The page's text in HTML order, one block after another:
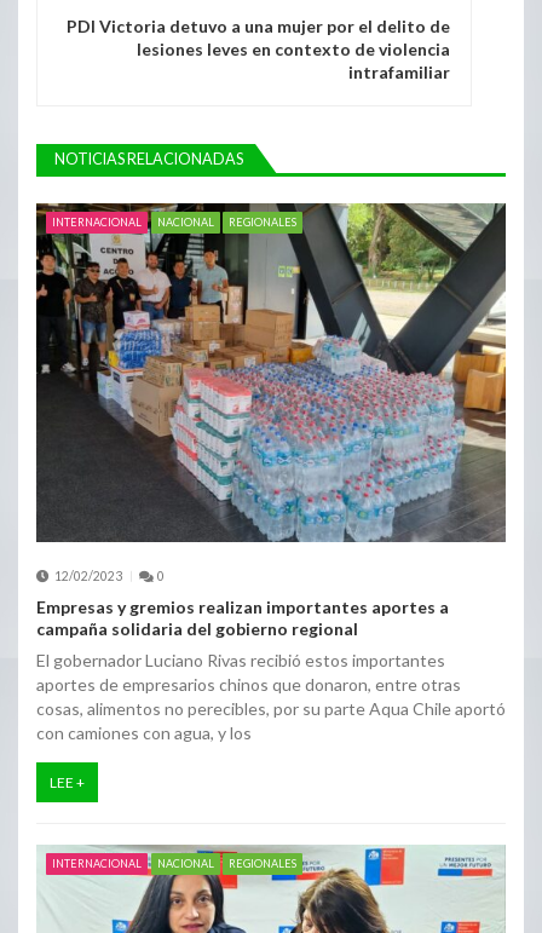
PDI Victoria detuvo a una mujer por el delito de
lesiones leves en contexto de violencia
intrafamiliar
NOTICIAS RELACIONADAS
INTERNACIONAL NACIONAL REGIONALES
12/02/2023 0
Empresas y gremios realizan importantes aportes a
campaña solidaria del gobierno regional
El gobernador Luciano Rivas recibió estos importantes
aportes de empresarios chinos que donaron, entre otras
cosas, alimentos no perecibles, por su parte Aqua Chile aportó
con camiones con agua, y los
LEE +
INTERNACIONAL NACIONAL REGIONALES